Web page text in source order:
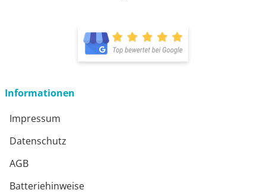
öffnet in neuem Fenster
Informationen
Impressum
Datenschutz
AGB
Batteriehinweise